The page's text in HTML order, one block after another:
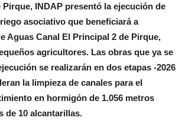
INDAP presentó la ejecución de
asociativo que beneficiará a
Aguas Canal El Principal 2 de Pirque,
agricultores. Las obras que ya se
se realizarán en dos etapas -2026
la limpieza de canales para el
en hormigón de 1.056 metros
de 10 alcantarillas.